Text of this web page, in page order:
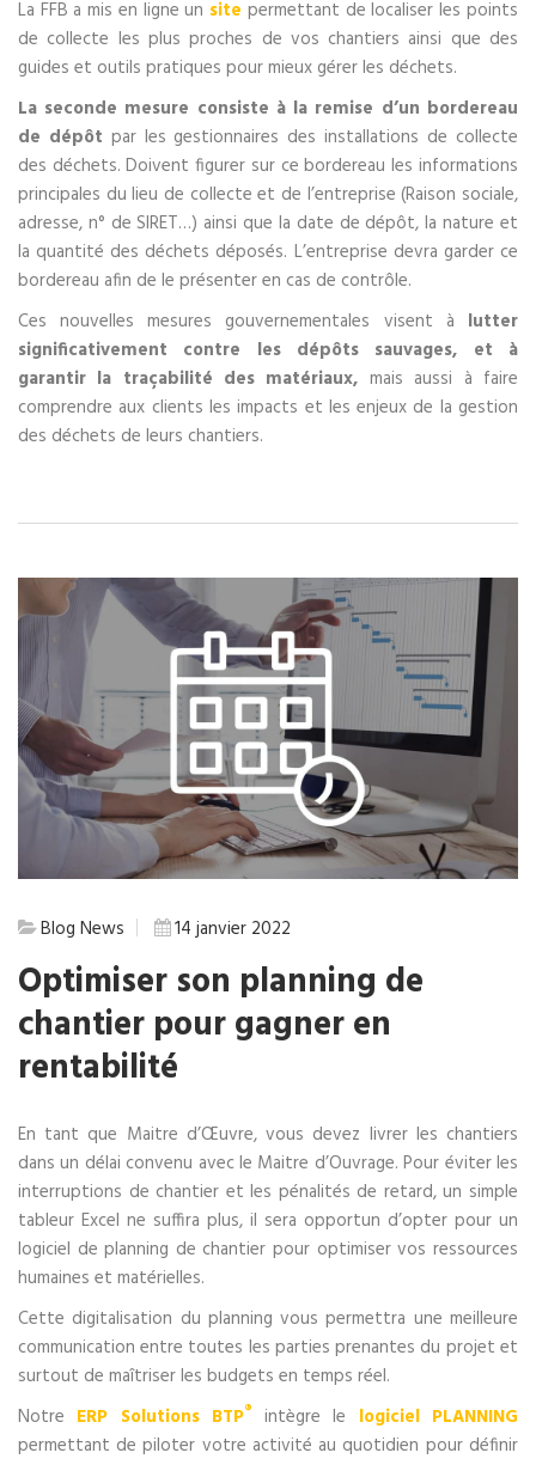
La FFB a mis en ligne un site permettant de localiser les points
de collecte les plus proches de vos chantiers ainsi que des
guides et outils pratiques pour mieux gérer les déchets.
La seconde mesure consiste à la remise d’un bordereau
de dépôt par les gestionnaires des installations de collecte
des déchets. Doivent figurer sur ce bordereau les informations
principales du lieu de collecte et de l’entreprise (Raison sociale,
adresse, n° de SIRET…) ainsi que la date de dépôt, la nature et
la quantité des déchets déposés. L’entreprise devra garder ce
bordereau afin de le présenter en cas de contrôle.
Ces nouvelles mesures gouvernementales visent à lutter
significativement contre les dépôts sauvages, et à
garantir la traçabilité des matériaux, mais aussi à faire
comprendre aux clients les impacts et les enjeux de la gestion
des déchets de leurs chantiers.
Blog News 14 janvier 2022
Optimiser son planning de
chantier pour gagner en
rentabilité
En tant que Maitre d’Œuvre, vous devez livrer les chantiers
dans un délai convenu avec le Maitre d’Ouvrage. Pour éviter les
interruptions de chantier et les pénalités de retard, un simple
tableur Excel ne suffira plus, il sera opportun d’opter pour un
logiciel de planning de chantier pour optimiser vos ressources
humaines et matérielles.
Cette digitalisation du planning vous permettra une meilleure
communication entre toutes les parties prenantes du projet et
surtout de maîtriser les budgets en temps réel.
Notre ERP Solutions BTP® intègre le logiciel PLANNING
permettant de piloter votre activité au quotidien pour définir